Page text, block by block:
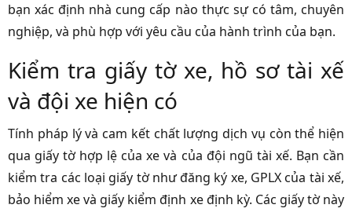
bạn xác định nhà cung cấp nào thực sự có tâm, chuyên
nghiệp, và phù hợp với yêu cầu của hành trình của bạn.
Kiểm tra giấy tờ xe, hồ sơ tài xế
và đội xe hiện có
Tính pháp lý và cam kết chất lượng dịch vụ còn thể hiện
qua giấy tờ hợp lệ của xe và của đội ngũ tài xế. Bạn cần
kiểm tra các loại giấy tờ như đăng ký xe, GPLX của tài xế,
bảo hiểm xe và giấy kiểm định xe định kỳ. Các giấy tờ này